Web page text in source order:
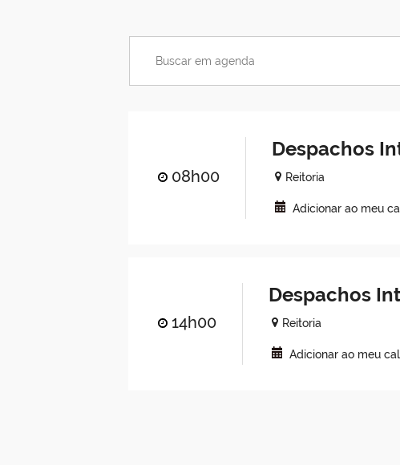
08h00
Despachos
Reitoria
Adicionar ao meu
14h00
Despachos
Reitoria
Adicionar ao meu